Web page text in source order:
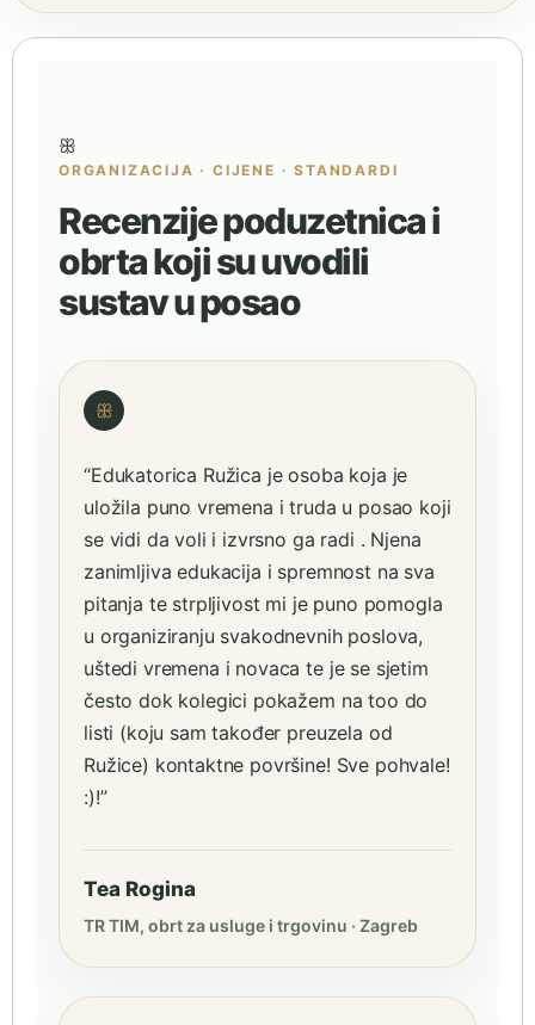
ꕥ
ORGANIZACIJA · CIJENE · STANDARDI
Recenzije poduzetnica i
obrta koji su uvodili
sustav u posao
ꕥ
“Edukatorica Ružica je osoba koja je
uložila puno vremena i truda u posao koji
se vidi da voli i izvrsno ga radi . Njena
zanimljiva edukacija i spremnost na sva
pitanja te strpljivost mi je puno pomogla
u organiziranju svakodnevnih poslova,
uštedi vremena i novaca te je se sjetim
često dok kolegici pokažem na too do
listi (koju sam također preuzela od
Ružice) kontaktne površine! Sve pohvale!
:)!”
Tea Rogina
TR TIM, obrt za usluge i trgovinu · Zagreb